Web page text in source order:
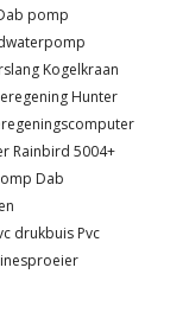
pomp
Kogelkraan
Hunter
Rainbird 5004+
Dab
drukbuis Pvc